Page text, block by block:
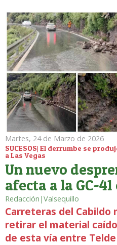
Martes, 24 de Marzo de 2026
SUCESOS| El derrumbe se
a Las Vegas
Un nuevo
afecta a la GC-
Redacción|Valsequillo
Carreteras del Cabildo
retirar el material
de esta vía entre